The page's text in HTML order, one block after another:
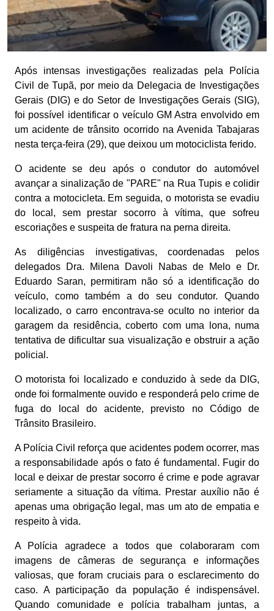
Após intensas investigações realizadas pela Polícia
Civil de Tupã, por meio da Delegacia de Investigações
Gerais (DIG) e do Setor de Investigações Gerais (SIG),
foi possível identificar o veículo GM Astra envolvido em
um acidente de trânsito ocorrido na Avenida Tabajaras
nesta terça-feira (29), que deixou um motociclista ferido.
O acidente se deu após o condutor do automóvel
avançar a sinalização de "PARE" na Rua Tupis e colidir
contra a motocicleta. Em seguida, o motorista se evadiu
do local, sem prestar socorro à vítima, que sofreu
escoriações e suspeita de fratura na perna direita.
As diligências investigativas, coordenadas pelos
delegados Dra. Milena Davoli Nabas de Melo e Dr.
Eduardo Saran, permitiram não só a identificação do
veículo, como também a do seu condutor. Quando
localizado, o carro encontrava-se oculto no interior da
garagem da residência, coberto com uma lona, numa
tentativa de dificultar sua visualização e obstruir a ação
policial.
O motorista foi localizado e conduzido à sede da DIG,
onde foi formalmente ouvido e responderá pelo crime de
fuga do local do acidente, previsto no Código de
Trânsito Brasileiro.
A Polícia Civil reforça que acidentes podem ocorrer, mas
a responsabilidade após o fato é fundamental. Fugir do
local e deixar de prestar socorro é crime e pode agravar
seriamente a situação da vítima. Prestar auxílio não é
apenas uma obrigação legal, mas um ato de empatia e
respeito à vida.
A Polícia agradece a todos que colaboraram com
imagens de câmeras de segurança e informações
valiosas, que foram cruciais para o esclarecimento do
caso. A participação da população é indispensável.
Quando comunidade e polícia trabalham juntas, a